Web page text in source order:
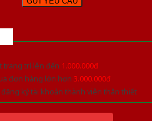
trang trí lên đến 1.000.000đ
đơn hàng lớn hơn 3.000.000đ
ký tài khoản thành viên thân thiết